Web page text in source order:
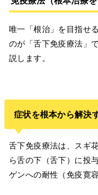
唯一「根治」を目指せ
のが「舌下免疫療法」
説します。
症状を根本から解決
舌下免疫療法は、スギ
ら舌の下（舌下）に投
ゲンへの耐性（免疫寛